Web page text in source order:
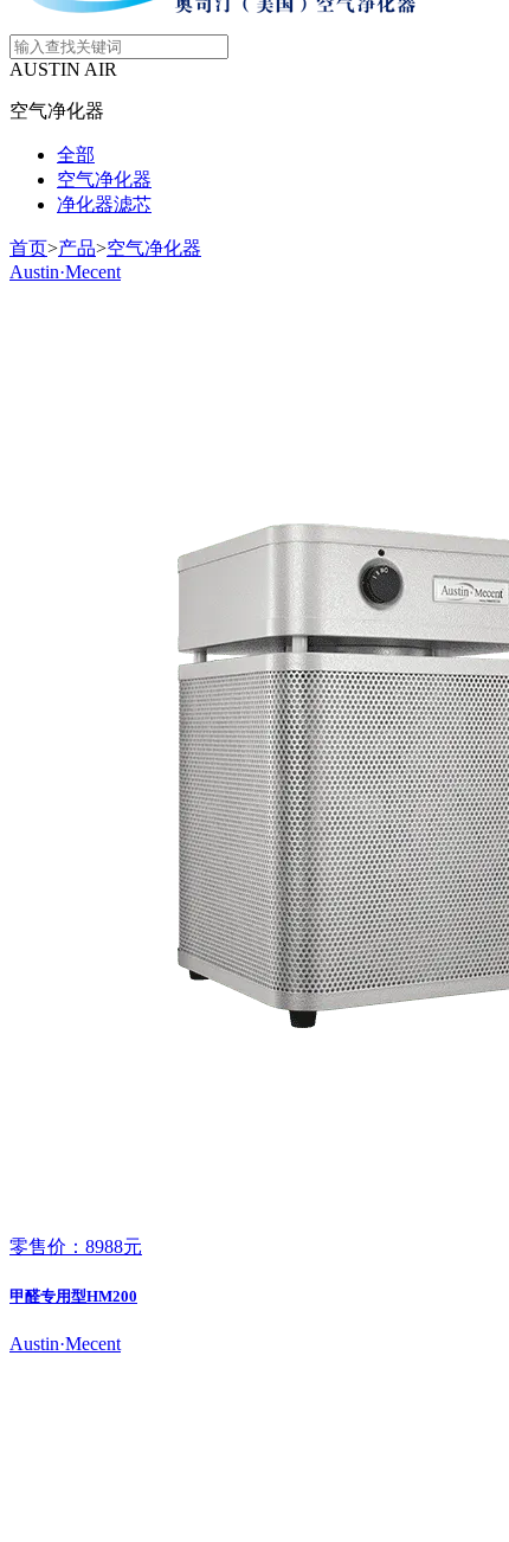
AUSTIN AIR
空气净化器
全部
空气净化器
净化器滤芯
首页>产品>空气净化器
Austin·Mecent
零售价：8988元
甲醛专用型HM200
Austin·Mecent